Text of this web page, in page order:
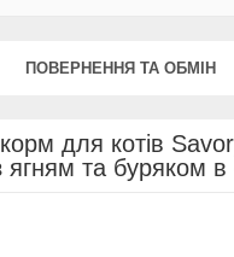
ПОВЕРНЕННЯ ТА ОБМІН
для котів
ягням та буряком в